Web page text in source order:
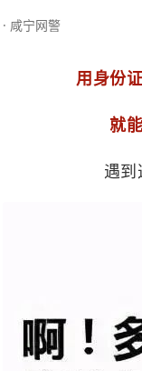
· 咸宁网警
用身份
就
遇到